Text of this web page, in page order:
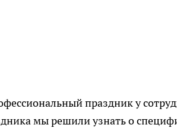
праздник у
мы решили узнать о